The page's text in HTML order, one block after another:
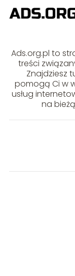
Ads.org.pl to
treści
Znajdziesz
pomogą Ci w
usług
na